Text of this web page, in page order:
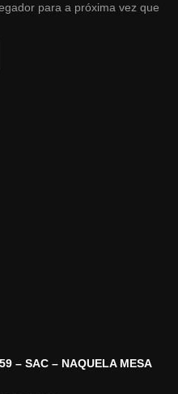
para a próxima vez que
– SAC – NAQUELA MESA